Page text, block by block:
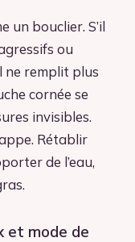
un bouclier. S’il
ou
ne remplit plus
cornée se
invisibles.
Rétablir
de l’eau,
et mode de